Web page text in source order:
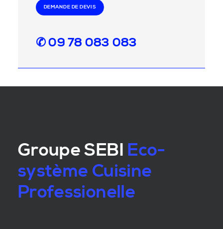
DEMANDE DE DEVIS
✆ 09 78 083 083
Groupe SEBI Eco-
système Cuisine
Professionelle